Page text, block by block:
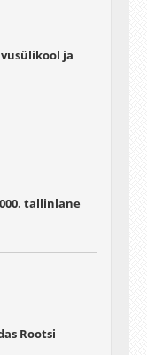
ja
tallinlane
Rootsi